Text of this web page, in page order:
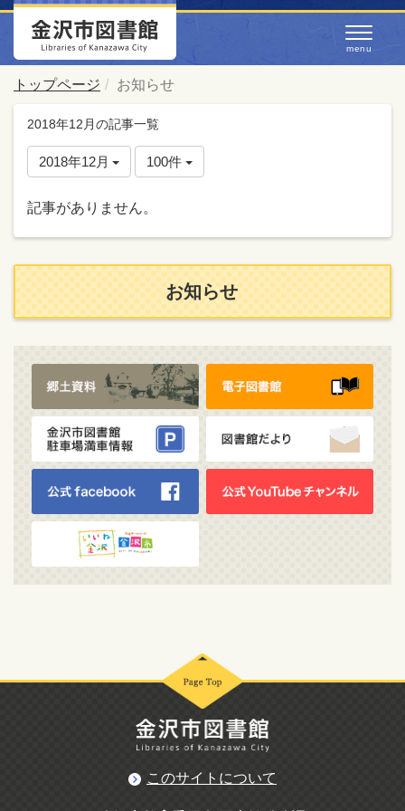
トップページ お知らせ
2018年12月の記事一覧
2018年12月 100件
記事がありません。
お知らせ
このサイトについて